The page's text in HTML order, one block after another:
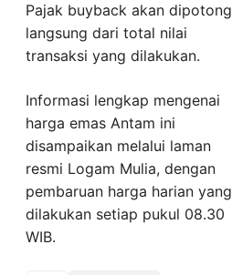
Pajak buyback akan dipotong
langsung dari total nilai
transaksi yang dilakukan.
Informasi lengkap mengenai
harga emas Antam ini
disampaikan melalui laman
resmi Logam Mulia, dengan
pembaruan harga harian yang
dilakukan setiap pukul 08.30
WIB.